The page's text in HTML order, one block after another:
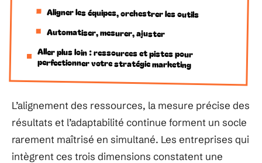
Aligner les équipes, orchestrer les outils
Automatiser, mesurer, ajuster
Aller plus loin : ressources et pistes pour
perfectionner votre stratégie marketing
L’alignement des ressources, la mesure précise des
résultats et l’adaptabilité continue forment un socle
rarement maîtrisé en simultané. Les entreprises qui
intègrent ces trois dimensions constatent une